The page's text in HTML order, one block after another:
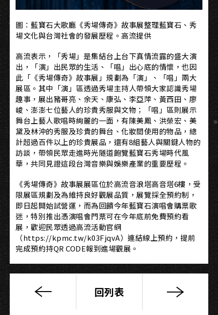
圖：藍寶石大歌廳《秀場傳奇》故事展整理藍寶石、秀
場文化與台灣社會的發展歷程。高流提供
高流表示，「秀場」是集結台上台下真情流露的盛大演
出，「演」出民眾的生活、「唱」出心底的情懷，也因
此「《秀場傳奇》故事展」規劃為「演」、「唱」兩大
展區。其中「演」區透過秀場主持人帶領大家認識秀場
趣事，展出豬哥亮、余天、康弘、李亞萍、黃西田、廖
峻、澎澎七位藝人的珍貴秀服與文物；「唱」區則展示
舞台上藝人歌唱時絢麗的一面，有陳美鳳、洪榮宏、美
黛及林沖的秀服及珍貴的舞台、化妝間使用的物品，總
計超過百件以上的珍貴展品，還有8組藝人與關鍵人物的
訪談，帶領民眾走進時光隧道飽覽藍寶石秀場時代風
華，共同見證這段台灣音樂與娛樂產業的重要歷程。
《秀場傳奇》故事展展區位於高流音浪塔高音塔6樓，受
限展區規劃及為維持良好觀展品質，展覽採全預約制，
即日起開始試營運，而為回饋今年藍寶石演唱會購票歌
迷，特別推出憑演唱會門票可在今年底前免費預約看
展，歡迎民眾透過高流活動官網
（https://kpmc.tw/k03FjqvA）連結線上預約，提前
完成預約持QR CODE報到進場觀展。
【新
回列表